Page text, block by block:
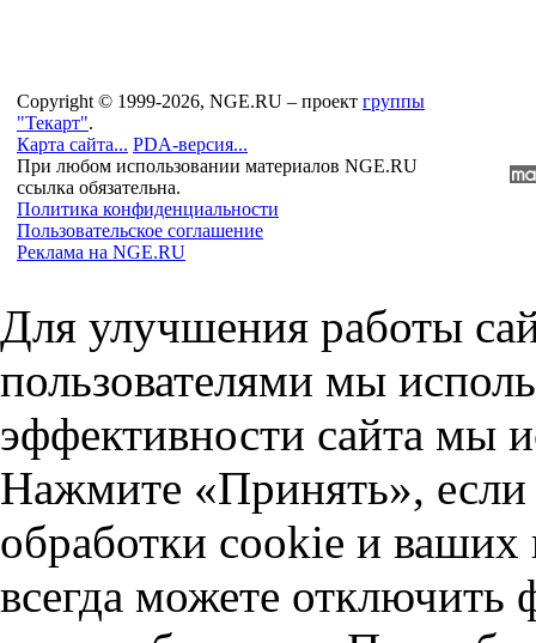
Copyright © 1999-2026, NGE.RU – проект группы
"Текарт".
Карта сайта... PDA-версия...
При любом использовании материалов NGE.RU
ссылка обязательна.
Политика конфиденциальности
Пользовательское соглашение
Реклама на NGE.RU
Для улучшения работы
пользователями мы
эффективности сайта мы
Нажмите «Принять», если
обработки cookie и
всегда можете отключить